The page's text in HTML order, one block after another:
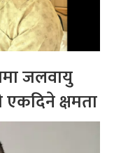
जलवायु
एकदिने क्षमता